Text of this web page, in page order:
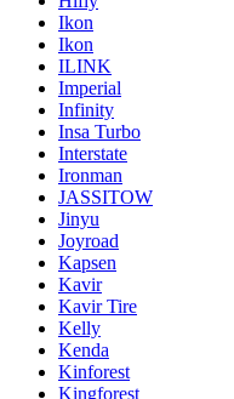
Ikon
Ikon
ILINK
Imperial
Infinity
Insa Turbo
Interstate
Ironman
JASSITOW
Jinyu
Joyroad
Kapsen
Kavir
Kavir Tire
Kelly
Kenda
Kinforest
Kingforest